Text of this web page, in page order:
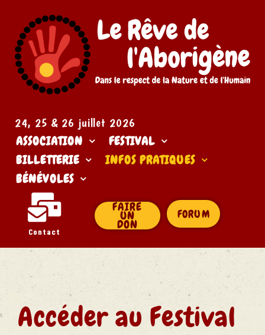
24, 25 & 26 juillet 2026​
ASSOCIATION
FESTIVAL
BILLETTERIE
INFOS PRATIQUES
BÉNÉVOLES
Contact
FAIRE
UN
DON
FORUM
Accéder au Festival